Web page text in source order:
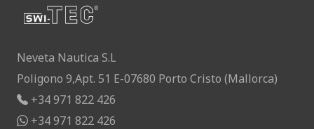
Neveta Nautica S.L
Poligono 9,Apt. 51 E-07680 Porto Cristo (Mallorca)
+34 971 822 426
+34 971 822 426